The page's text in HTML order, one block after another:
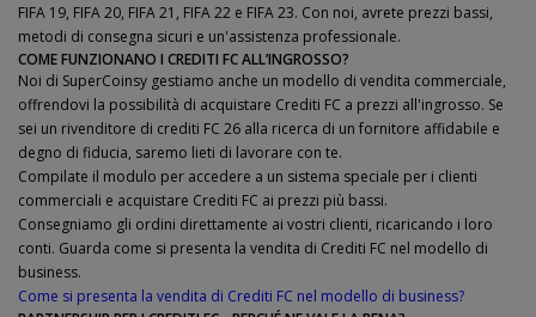
FIFA 19, FIFA 20, FIFA 21, FIFA 22 e FIFA 23. Con noi, avrete prezzi bassi,
metodi di consegna sicuri e un'assistenza professionale.
COME FUNZIONANO I CREDITI FC ALL’INGROSSO?
Noi di SuperCoinsy gestiamo anche un modello di vendita commerciale,
offrendovi la possibilità di acquistare Crediti FC a prezzi all'ingrosso. Se
sei un rivenditore di crediti FC 26 alla ricerca di un fornitore affidabile e
degno di fiducia, saremo lieti di lavorare con te.
Compilate il modulo per accedere a un sistema speciale per i clienti
commerciali e acquistare Crediti FC ai prezzi più bassi.
Consegniamo gli ordini direttamente ai vostri clienti, ricaricando i loro
conti. Guarda come si presenta la vendita di Crediti FC nel modello di
business.
Come si presenta la vendita di Crediti FC nel modello di business?